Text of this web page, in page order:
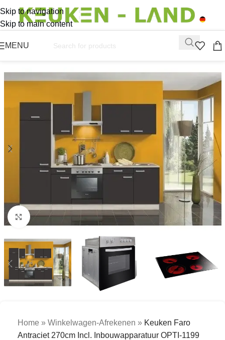
Skip to navigation
Skip to main content
MENU
Click to enlarge
Home » Winkelwagen-Afrekenen » Keuken Faro
Antraciet 270cm Incl. Inbouwapparatuur OPTI-1199